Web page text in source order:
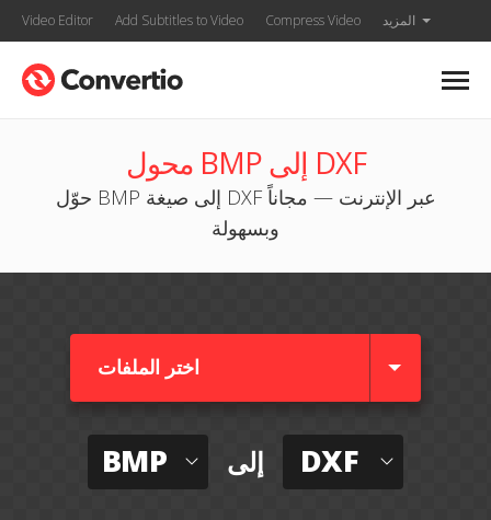
Video Editor Add Subtitles to Video Compress Video المزيد
محول BMP إلى DXF
حوّل BMP إلى صيغة DXF عبر الإنترنت — مجاناً
وبسهولة
اختر الملفات
BMP إلى DXF